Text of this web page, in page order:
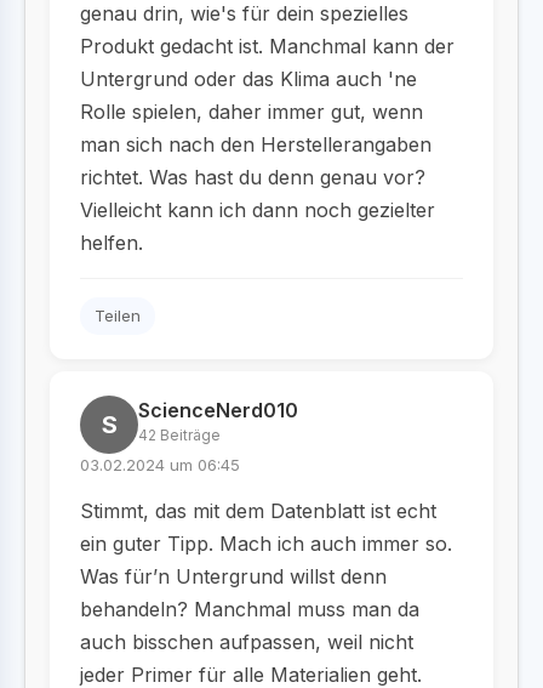
genau drin, wie's für dein spezielles
Produkt gedacht ist. Manchmal kann der
Untergrund oder das Klima auch 'ne
Rolle spielen, daher immer gut, wenn
man sich nach den Herstellerangaben
richtet. Was hast du denn genau vor?
Vielleicht kann ich dann noch gezielter
helfen.
Teilen
S ScienceNerd010
42 Beiträge
03.02.2024 um 06:45
Stimmt, das mit dem Datenblatt ist echt
ein guter Tipp. Mach ich auch immer so.
Was für’n Untergrund willst denn
behandeln? Manchmal muss man da
auch bisschen aufpassen, weil nicht
jeder Primer für alle Materialien geht.